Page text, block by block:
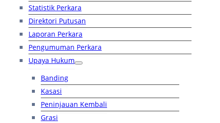
Statistik Perkara
Direktori Putusan
Laporan Perkara
Pengumuman Perkara
Upaya Hukum
Banding
Kasasi
Peninjauan Kembali
Grasi